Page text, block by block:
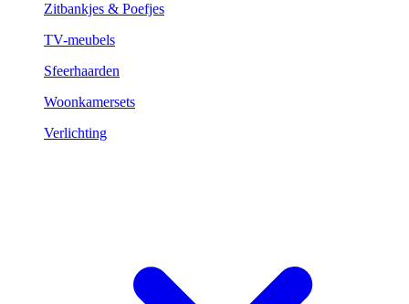
Zitbankjes & Poefjes
TV-meubels
Sfeerhaarden
Woonkamersets
Verlichting